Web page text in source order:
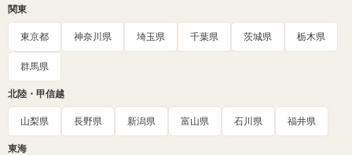
関東
東京都 神奈川県 埼玉県 千葉県 茨城県 栃木県
群馬県
北陸・甲信越
山梨県 長野県 新潟県 富山県 石川県 福井県
東海